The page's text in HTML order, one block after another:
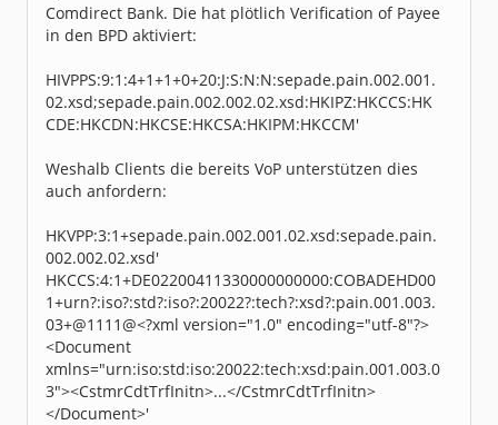
Comdirect Bank. Die hat plötlich Verification of Payee
in den BPD aktiviert:
HIVPPS:9:1:4+1+1+0+20:J:S:N:N:sepade.pain.002.001.
02.xsd;sepade.pain.002.002.02.xsd:HKIPZ:HKCCS:HK
CDE:HKCDN:HKCSE:HKCSA:HKIPM:HKCCM'
Weshalb Clients die bereits VoP unterstützen dies
auch anfordern:
HKVPP:3:1+sepade.pain.002.001.02.xsd:sepade.pain.
002.002.02.xsd'
HKCCS:4:1+DE02200411330000000000:COBADEHD00
1+urn?:iso?:std?:iso?:20022?:tech?:xsd?:pain.001.003.
03+@1111@<?xml version="1.0" encoding="utf-8"?>
<Document
xmlns="urn:iso:std:iso:20022:tech:xsd:pain.001.003.0
3"><CstmrCdtTrfInitn>...</CstmrCdtTrfInitn>
</Document>'